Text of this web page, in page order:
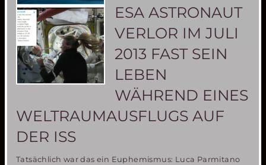
des
Ballon-
Auswurfsystems
ESA ASTRONAUT
VERLOR IM JULI
2013 FAST SEIN
LEBEN
WÄHREND EINES
WELTRAUMAUSFLUGS AUF
DER ISS
Tatsächlich war das ein Euphemismus: Luca Parmitano